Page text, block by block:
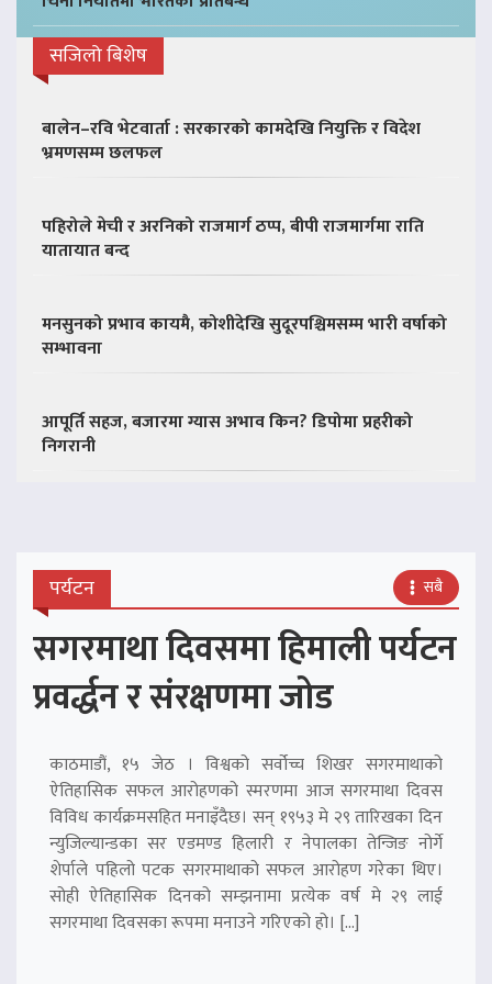
सजिलो बिशेष
बालेन–रवि भेटवार्ता : सरकारको कामदेखि नियुक्ति र विदेश
भ्रमणसम्म छलफल
पहिरोले मेची र अरनिको राजमार्ग ठप्प, बीपी राजमार्गमा राति
यातायात बन्द
मनसुनको प्रभाव कायमै, कोशीदेखि सुदूरपश्चिमसम्म भारी वर्षाको
सम्भावना
आपूर्ति सहज, बजारमा ग्यास अभाव किन? डिपोमा प्रहरीको
निगरानी
पर्यटन सबै
सगरमाथा दिवसमा हिमाली पर्यटन
प्रवर्द्धन र संरक्षणमा जोड
काठमाडौं, १५ जेठ । विश्वको सर्वोच्च शिखर सगरमाथाको
ऐतिहासिक सफल आरोहणको स्मरणमा आज सगरमाथा दिवस
विविध कार्यक्रमसहित मनाइँदैछ। सन् १९५३ मे २९ तारिखका दिन
न्युजिल्यान्डका सर एडमण्ड हिलारी र नेपालका तेन्जिङ नोर्गे
शेर्पाले पहिलो पटक सगरमाथाको सफल आरोहण गरेका थिए।
सोही ऐतिहासिक दिनको सम्झनामा प्रत्येक वर्ष मे २९ लाई
सगरमाथा दिवसका रूपमा मनाउने गरिएको हो। […]